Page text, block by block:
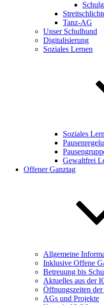
Tanz-AG
Unser Schulhund
Digitalisierung
Soziales Lernen
Soziales
Gewaltfrei
Offener Ganztag
Allgemeine
Inklusive Offene
Betreuung bis
Aktuelles aus der
Öffnungszeiten
AGs und Projekte